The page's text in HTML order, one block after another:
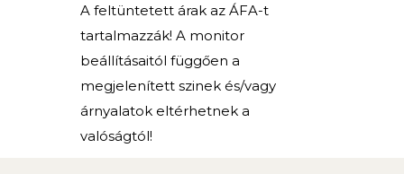
A feltüntetett árak az ÁFA-t
tartalmazzák! A monitor
beállításaitól függően a
megjelenített szinek és/vagy
árnyalatok eltérhetnek a
valóságtól!